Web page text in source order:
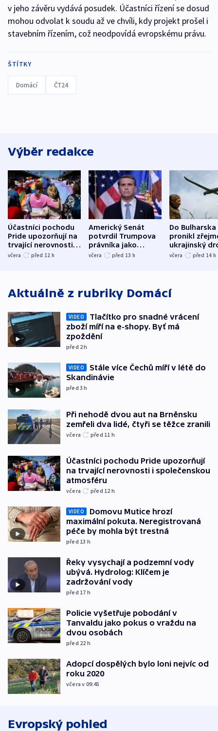
v jeho závěru vydává posudek. Účastníci řízení se dosud
mohou odvolat k soudu až ve chvíli, kdy projekt prošel i
stavebním řízením, což neodpovídá evropskému právu.
ŠTÍTKY
Domácí ČT24
Výběr redakce
Účastníci pochodu
Pride upozorňují na
trvající nerovnosti i
společenskou
včera před 12 h
Americký Senát
potvrdil Trumpova
právníka jako
ministra
včera před 13 h
Do Bulharska
pronikl
ukrajinský
explodoval
včera před 14 h
Aktuálně z rubriky Domácí
VIDEO
Tlačítko pro snadné vrácení
zboží míří na e-shopy. Byť má
zpoždění
před 2h
VIDEO
Stále více Čechů míří v létě do
Skandinávie
před 3h
Při nehodě dvou aut na Brněnsku
zemřeli dva lidé, čtyři se těžce zranili
včera před 11 h
Účastníci pochodu Pride upozorňují
na trvající nerovnosti i společenskou
atmosféru
včera před 12 h
VIDEO
Domovu Mutice hrozí
maximální pokuta. Neregistrovaná
péče by mohla být trestná
před 13 h
Řeky vysychají a podzemní vody
ubývá. Hydrolog: Klíčem je
zadržování vody
před 17 h
Policie vyšetřuje pobodání v
Tanvaldu jako pokus o vraždu na
dvou osobách
před 22 h
Adopcí dospělých bylo loni nejvíc od
roku 2020
včera v 09:45
Evropský pohled